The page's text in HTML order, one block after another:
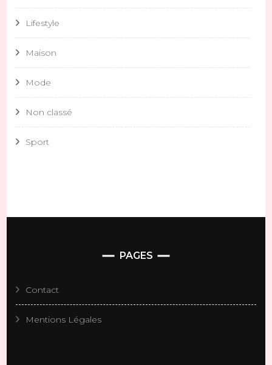
Lifestyle
Maison
Mode
Non classé
Sport
PAGES
Contact
Mentions Légales